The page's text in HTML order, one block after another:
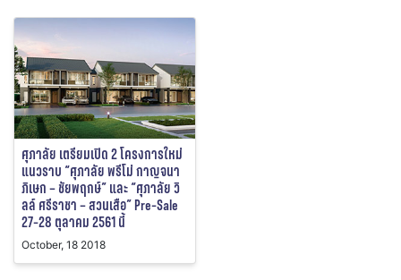
ศุภาลัย เตรียมเปิด 2 โครงการใหม่
แนวราบ “ศุภาลัย พรีโม่ กาญจนา
ภิเษก – ชัยพฤกษ์” และ “ศุภาลัย วิ
ลล์ ศรีราชา – สวนเสือ” Pre-Sale
27-28 ตุลาคม 2561 นี้
October, 18 2018